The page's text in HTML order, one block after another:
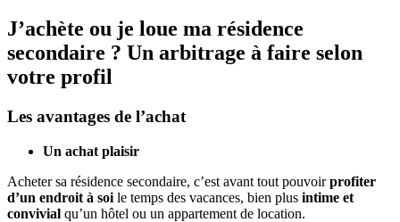
J’achète ou je loue ma résidence
secondaire ? Un arbitrage à faire selon
votre profil
Les avantages de l’achat
Un achat plaisir
Acheter sa résidence secondaire, c’est avant tout pouvoirprofiter
d’un endroit à soi le temps des vacances, bien plus intime et
convivial qu’un hôtel ou un appartement de location.